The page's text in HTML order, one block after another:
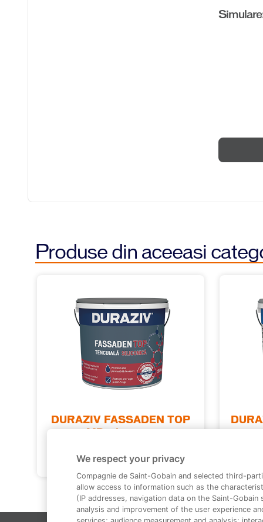
Produse din aceeasi
DURAZIV FASSADEN TOP
We respect your privacy
Compagnie de Saint-Gobain and selected third-
allow access to information such as the
(IP addresses, navigation data on the Saint-
analysis and improvement of the user experience